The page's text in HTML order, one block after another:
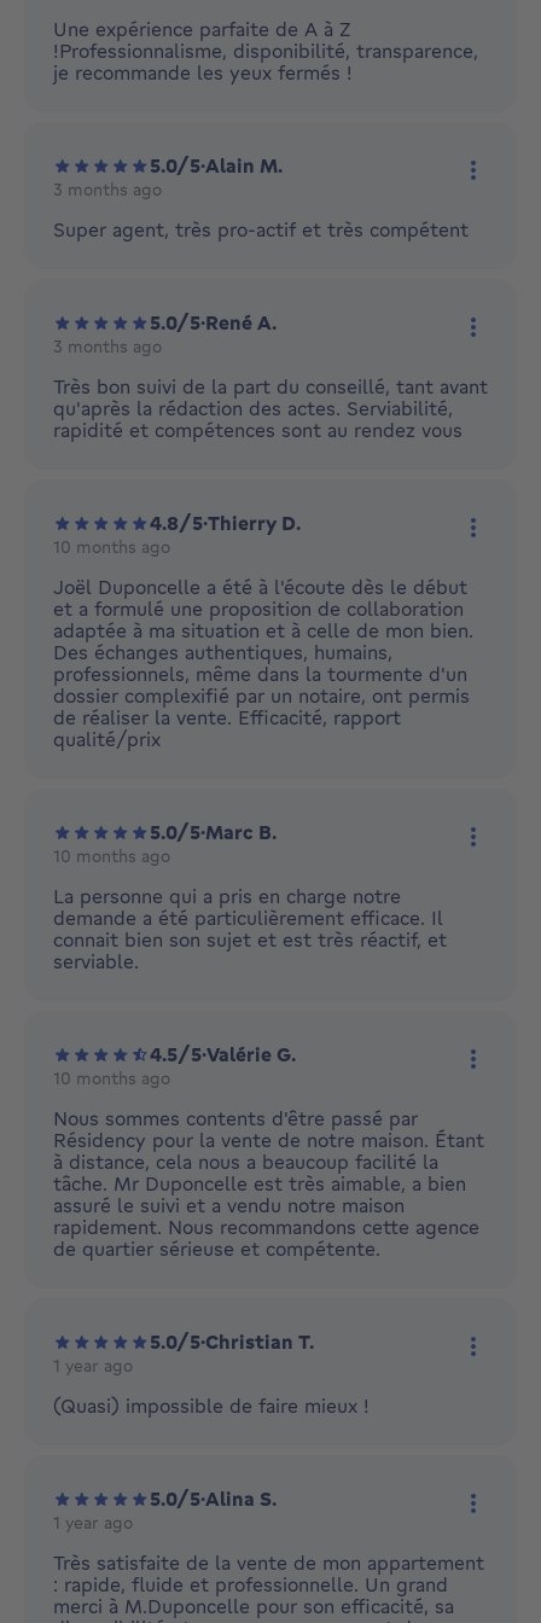
Une expérience parfaite de A à Z
!Professionnalisme, disponibilité, transparence,
je recommande les yeux fermés !
5.0/5·Alain M.
3 months ago
Super agent, très pro-actif et très compétent
5.0/5·René A.
3 months ago
Très bon suivi de la part du conseillé, tant avant
qu'après la rédaction des actes. Serviabilité,
rapidité et compétences sont au rendez vous
4.8/5·Thierry D.
10 months ago
Joël Duponcelle a été à l'écoute dès le début
et a formulé une proposition de collaboration
adaptée à ma situation et à celle de mon bien.
Des échanges authentiques, humains,
professionnels, même dans la tourmente d'un
dossier complexifié par un notaire, ont permis
de réaliser la vente. Efficacité, rapport
qualité/prix
5.0/5·Marc B.
10 months ago
La personne qui a pris en charge notre
demande a été particulièrement efficace. Il
connait bien son sujet et est très réactif, et
serviable.
4.5/5·Valérie G.
10 months ago
Nous sommes contents d'être passé par
Résidency pour la vente de notre maison. Étant
à distance, cela nous a beaucoup facilité la
tâche. Mr Duponcelle est très aimable, a bien
assuré le suivi et a vendu notre maison
rapidement. Nous recommandons cette agence
de quartier sérieuse et compétente.
5.0/5·Christian T.
1 year ago
(Quasi) impossible de faire mieux !
5.0/5·Alina S.
1 year ago
Très satisfaite de la vente de mon appartement
: rapide, fluide et professionnelle. Un grand
merci à M.Duponcelle pour son efficacité, sa